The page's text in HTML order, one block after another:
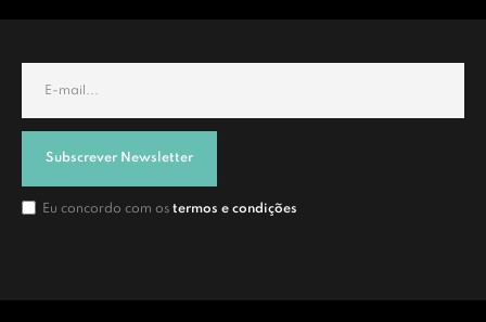
Subscrever Newsletter
Eu concordo com os termos e condições